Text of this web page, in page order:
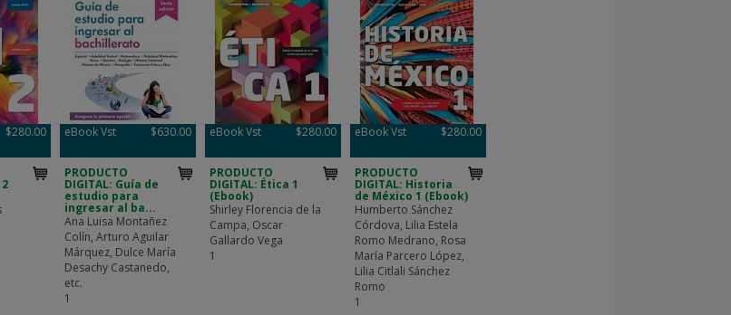
$280.00 eBook Vst $630.00
PRODUCTO
DIGITAL: Guía de
estudio para
ingresar al ba...
Ana Luisa Montañez
Colín, Arturo Aguilar
Márquez, Dulce María
Desachy Castanedo,
etc.
1
eBook Vst $280.00
PRODUCTO
DIGITAL: Ética 1
(Ebook)
Shirley Florencia de la
Campa, Oscar
Gallardo Vega
1
eBook Vst $280.00
PRODUCTO
DIGITAL: Historia
de México 1 (Ebook)
Humberto Sánchez
Córdova, Lilia Estela
Romo Medrano, Rosa
María Parcero López,
Lilia Citlali Sánchez
Romo
1